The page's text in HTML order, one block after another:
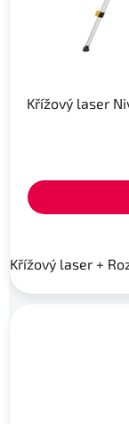
Křížový laser
Křížový laser +